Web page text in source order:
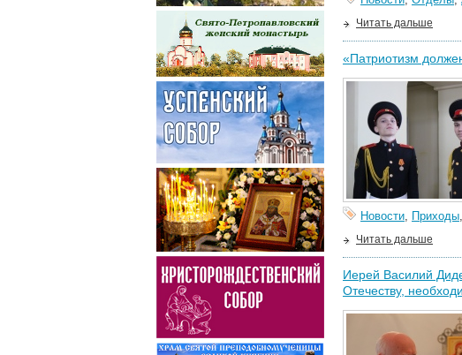
Читать дальше
«Патриотизм
Новости, Приходы,
Читать дальше
Иерей Василий
Отечеству,